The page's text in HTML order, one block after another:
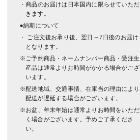
・商品のお届けは日本国内に限らせていただ
きます。
●納期について
・ ご注文後お承り後、翌日～7日後のお届け
となります。
※ご予約商品・ネームナンバー商品・受注生
産品は通常よりお時間がかかる場合がござ
います。
※配送地域、交通事情、在庫当の理由により
配送が遅延する場合がございます。
※お盆、年末年始は通常よりお時間をいただ
く場合がございます。予めご了承くださ
い。